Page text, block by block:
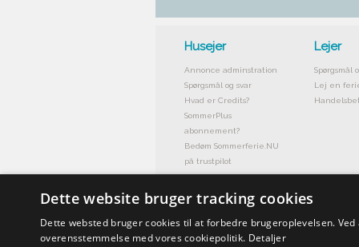
Husejer
Annonce adminstration
Spørgsmål og svar
Hvad er Credits?
SommerPlus
abonnement?
Bedøm Sommerferie.NU
på trustpilot
Lejer
Spørgsmål
Lej en
Dette website bruger tracking cookies
Dette websted bruger cookies til at forbedre brugeroplevelsen.
overensstemmelse med vores cookiepolitik. Detaljer